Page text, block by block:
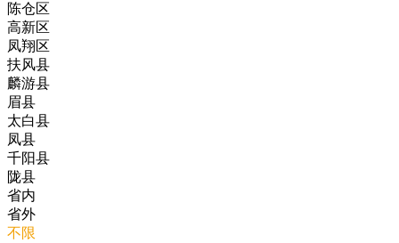
陈仓区
高新区
凤翔区
扶风县
麟游县
眉县
太白县
凤县
千阳县
陇县
省内
省外
不限